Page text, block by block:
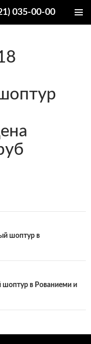
035-00-00
шоптур в
шоптур в Рованиеми и